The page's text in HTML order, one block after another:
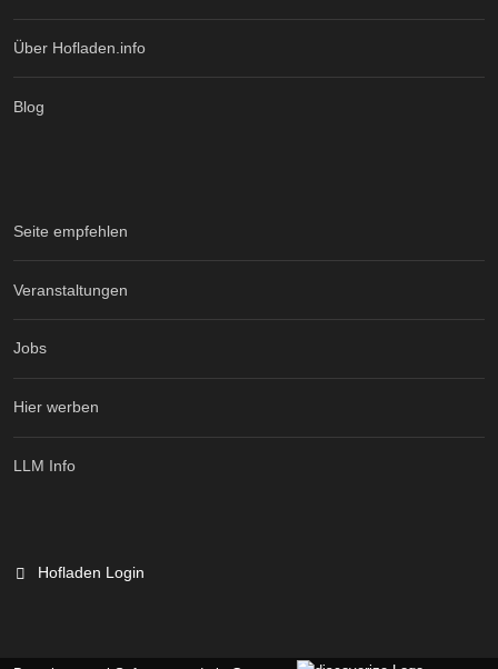
Über Hofladen.info
Blog
Seite empfehlen
Veranstaltungen
Jobs
Hier werben
LLM Info
Hofladen Login